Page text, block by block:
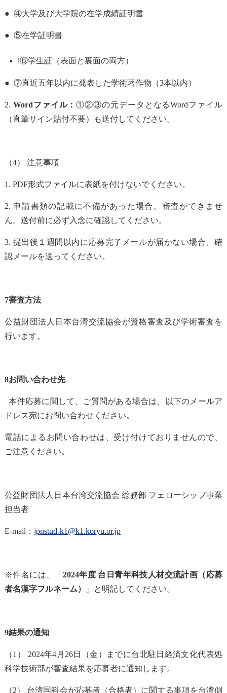
● ④大学及び大学院の在学成績証明書
● ⑤在学証明書
l⑥学生証（表面と裏面の両方）
● ⑦直近五年以内に発表した学術著作物（3本以内）
2. Wordファイル：①②③の元データとなるWordファイル
（直筆サイン貼付不要）も送付してください。
（4） 注意事項
1. PDF形式ファイルに表紙を付けないでください。
2. 申請書類の記載に不備があった場合、審査ができませ
ん。送付前に必ず入念に確認してください。
3. 提出後１週間以内に応募完了メールが届かない場合、確
認メールを送ってください。
7審査方法
公益財団法人日本台湾交流協会が資格審査及び学術審査を
行います。
8お問い合わせ先
本件応募に関して、ご質問がある場合は、以下のメールア
ドレス宛にお問い合わせください。
電話によるお問い合わせは、受け付けておりませんので、
ご注意ください。
公益財団法人日本台湾交流協会 総務部 フェローシップ事業
担当者
E-mail： jpnstud-k1@k1.koryu.or.jp
※件名には、「 2024年度 台日青年科技人材交流計画（応募
者名漢字フルネーム）
」と明記してください。
9結果の通知
（1） 2024年4月26日（金）までに台北駐日経済文化代表処
科学技術部が審査結果を応募者に通知します。
（2） 台湾国科会が応募者（合格者）に関する事項を台湾側